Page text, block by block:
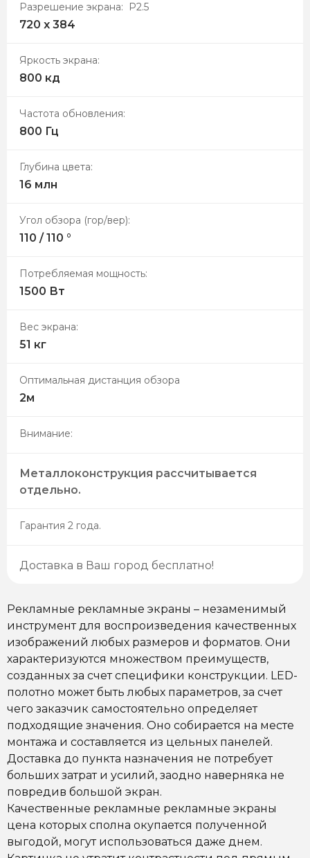
Разрешение экрана: P2.5
720 х 384
Яркость экрана:
800 кд
Частота обновления:
800 Гц
Глубина цвета:
16 млн
Угол обзора (гор/вер):
110 / 110 °
Потребляемая мощность:
1500 Вт
Вес экрана:
51 кг
Оптимальная дистанция обзора
2м
Внимание:
Металлоконструкция рассчитывается
отдельно.
Гарантия 2 года.
Доставка в Ваш город бесплатно!
Рекламные рекламные экраны – незаменимый
инструмент для воспроизведения качественных
изображений любых размеров и форматов. Они
характеризуются множеством преимуществ,
созданных за счет специфики конструкции. LED-
полотно может быть любых параметров, за счет
чего заказчик самостоятельно определяет
подходящие значения. Оно собирается на месте
монтажа и составляется из цельных панелей.
Доставка до пункта назначения не потребует
больших затрат и усилий, заодно наверняка не
повредив большой экран.
Качественные рекламные рекламные экраны
цена которых сполна окупается полученной
выгодой, могут использоваться даже днем.